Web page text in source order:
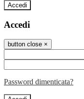
Accedi
Accedi
button close ×
Password dimenticata?